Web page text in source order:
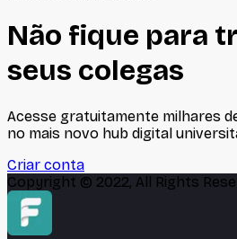
Não fique para
seus colegas
Acesse gratuitamente milhares
no mais novo hub digital
Criar conta
Copyright © 2022, All Rights